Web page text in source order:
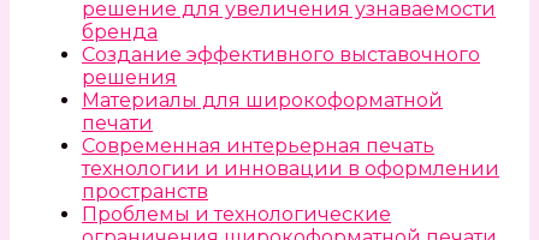
решение для увеличения узнаваемости
бренда
Создание эффективного выставочного
решения
Материалы для широкоформатной
печати
Современная интерьерная печать
технологии и инновации в оформлении
пространств
Проблемы и технологические